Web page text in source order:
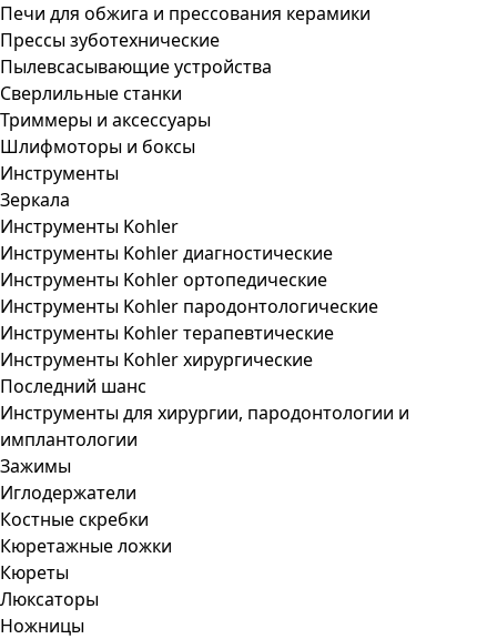
Печи для обжига и прессования керамики
Прессы зуботехнические
Пылевсасывающие устройства
Сверлильные станки
Триммеры и аксессуары
Шлифмоторы и боксы
Инструменты
Зеркала
Инструменты Kohler
Инструменты Kohler диагностические
Инструменты Kohler ортопедические
Инструменты Kohler пародонтологические
Инструменты Kohler терапевтические
Инструменты Kohler хирургические
Последний шанс
Инструменты для хирургии, пародонтологии и
имплантологии
Зажимы
Иглодержатели
Костные скребки
Кюретажные ложки
Кюреты
Люксаторы
Ножницы